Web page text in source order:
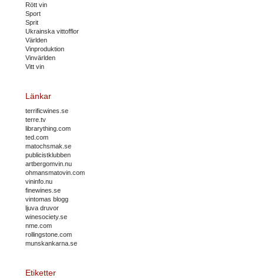
Rött vin
Sport
Sprit
Ukrainska vittofflor
Världen
Vinproduktion
Vinvärlden
Vitt vin
Länkar
terrificwines.se
terre.tv
librarything.com
ted.com
matochsmak.se
publicistklubben
artbergomvin.nu
ohmansmatovin.com
vininfo.nu
finewines.se
vintomas blogg
ljuva druvor
winesociety.se
nme.com
rollingstone.com
munskankarna.se
Etiketter